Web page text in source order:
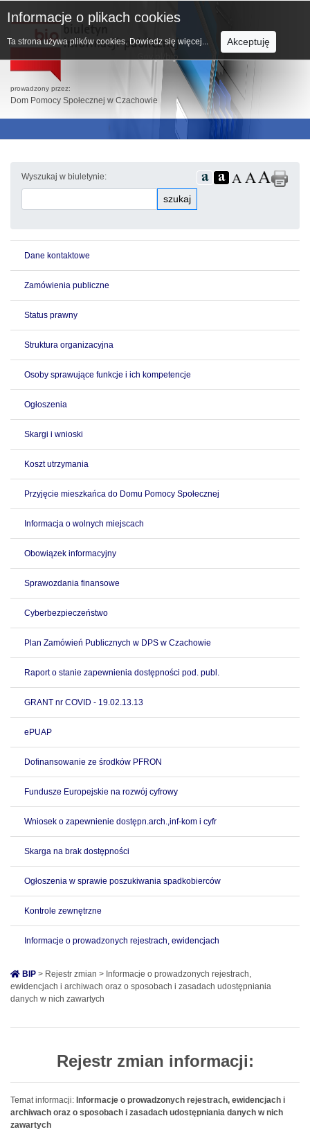
prowadzony przez:
Dom Pomocy Społecznej w Czachowie
Wyszukaj w biuletynie:
szukaj
Dane kontaktowe
Zamówienia publiczne
Status prawny
Struktura organizacyjna
Osoby sprawujące funkcje i ich kompetencje
Ogłoszenia
Skargi i wnioski
Koszt utrzymania
Przyjęcie mieszkańca do Domu Pomocy Społecznej
Informacja o wolnych miejscach
Obowiązek informacyjny
Sprawozdania finansowe
Cyberbezpieczeństwo
Plan Zamówień Publicznych w DPS w Czachowie
Raport o stanie zapewnienia dostępności pod. publ.
GRANT nr COVID - 19.02.13.13
ePUAP
Dofinansowanie ze środków PFRON
Fundusze Europejskie na rozwój cyfrowy
Wniosek o zapewnienie dostępn.arch.,inf-kom i cyfr
Skarga na brak dostępności
Ogłoszenia w sprawie poszukiwania spadkobierców
Kontrole zewnętrzne
Informacje o prowadzonych rejestrach, ewidencjach
BIP > Rejestr zmian > Informacje o prowadzonych rejestrach,
ewidencjach i archiwach oraz o sposobach i zasadach udostępniania
danych w nich zawartych
Rejestr zmian informacji:
Temat informacji: Informacje o prowadzonych rejestrach, ewidencjach i
archiwach oraz o sposobach i zasadach udostępniania danych w nich
zawartych
Informacje o plikach cookies
Ta strona używa plików cookies. Dowiedz się więcej... Akceptuję